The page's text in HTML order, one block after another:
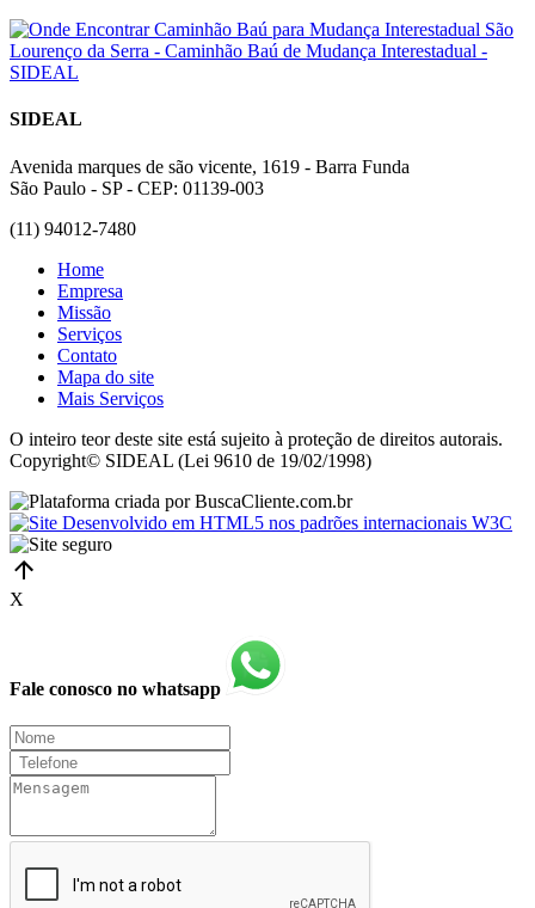
SIDEAL
Avenida marques de são vicente, 1619 - Barra Funda
São Paulo - SP - CEP: 01139-003
(11) 94012-7480
Home
Empresa
Missão
Serviços
Contato
Mapa do site
Mais Serviços
O inteiro teor deste site está sujeito à proteção de direitos autorais.
Copyright© SIDEAL (Lei 9610 de 19/02/1998)
X
Fale conosco no whatsapp